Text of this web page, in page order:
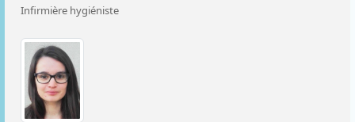
Infirmière hygiéniste